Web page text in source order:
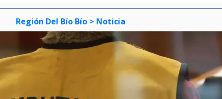
Región Del Bío Bío > Noticia